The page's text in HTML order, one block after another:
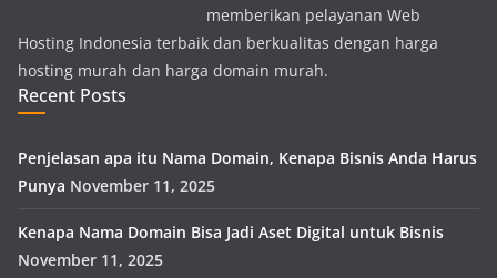
memberikan pelayanan Web
Hosting Indonesia terbaik dan berkualitas dengan harga
hosting murah dan harga domain murah.
Recent Posts
Penjelasan apa itu Nama Domain, Kenapa Bisnis Anda Harus
Punya November 11, 2025
Kenapa Nama Domain Bisa Jadi Aset Digital untuk Bisnis
November 11, 2025